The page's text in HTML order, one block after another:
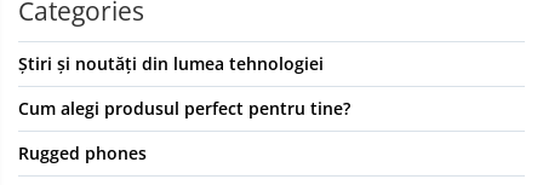
Categories
Știri și noutăți din lumea tehnologiei
Cum alegi produsul perfect pentru tine?
Rugged phones